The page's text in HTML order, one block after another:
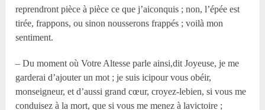
reprendront pièce à pièce ce que j’aiconquis ; non, l’épée est
tirée, frappons, ou sinon nousserons frappés ; voilà mon
sentiment.
– Du moment où Votre Altesse parle ainsi,dit Joyeuse, je me
garderai d’ajouter un mot ; je suis icipour vous obéir,
monseigneur, et d’aussi grand cœur, croyez-lebien, si vous me
conduisez à la mort, que si vous me menez à lavictoire ;